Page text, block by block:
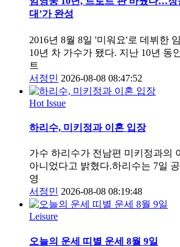
대’가 완성
2016년 8월 8일 '미워요'로 데뷔한
10년 차 가수가 됐다. 지난 10년 동
트
서정민 2026-08-08 08:47:52
Hot Issue
하리수, 미키정과 이혼 입장
가수 하리수가 전남편 미키정과의
아니었다고 밝혔다.하리수는 7일
영
서정민 2026-08-08 08:19:48
Leisure
오늘의 운세 띠별 운세 8월 9일